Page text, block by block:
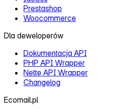
Prestashop
Woocommerce
Dla deweloperów
Dokumentacja API
PHP API Wrapper
Nette API Wrapper
Changelog
Ecomail.pl